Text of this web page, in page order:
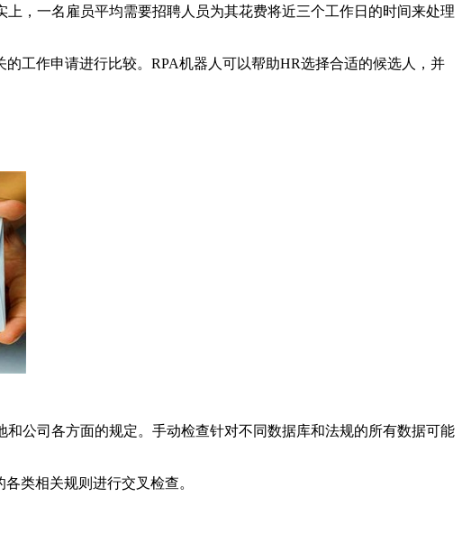
，一名雇员平均需要招聘人员为其花费将近三个工作日的时间来处理
工作申请进行比较。RPA机器人可以帮助HR选择合适的候选人，并
公司各方面的规定。手动检查针对不同数据库和法规的所有数据可能
类相关规则进行交叉检查。